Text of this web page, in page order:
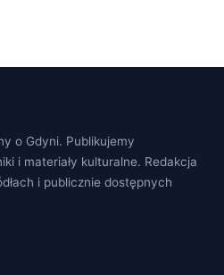
o Gdyni. Publikujemy
i materiały kulturalne. Redakcja
i publicznie dostępnych